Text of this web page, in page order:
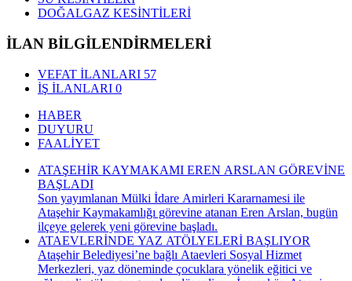
DOĞALGAZ KESİNTİLERİ
İLAN BİLGİLENDİRMELERİ
VEFAT İLANLARI 57
İŞ İLANLARI 0
HABER
DUYURU
FAALİYET
ATAŞEHİR KAYMAKAMI EREN ARSLAN GÖREVİNE
BAŞLADI
Son yayımlanan Mülki İdare Amirleri Kararnamesi ile
Ataşehir Kaymakamlığı görevine atanan Eren Arslan, bugün
ilçeye gelerek yeni görevine başladı.
ATAEVLERİNDE YAZ ATÖLYELERİ BAŞLIYOR
Ataşehir Belediyesi’ne bağlı Ataevleri Sosyal Hizmet
Merkezleri, yaz döneminde çocuklara yönelik eğitici ve